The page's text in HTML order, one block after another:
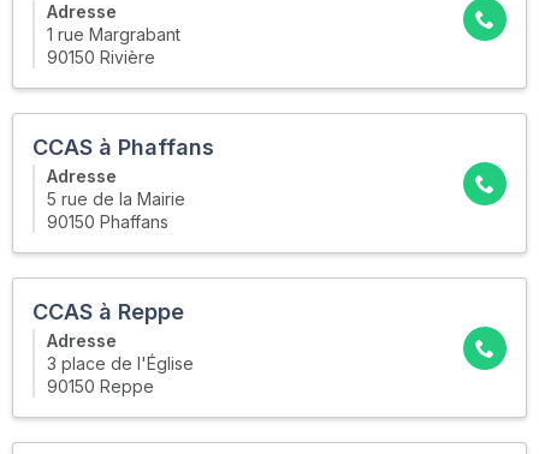
Adresse
1 rue Margrabant
90150 Rivière
CCAS à Phaffans
Adresse
5 rue de la Mairie
90150 Phaffans
CCAS à Reppe
Adresse
3 place de l'Église
90150 Reppe